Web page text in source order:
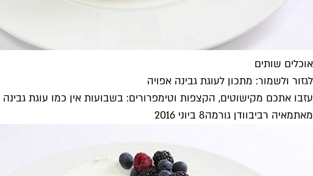
אוכלים שותים
לגזור ולשמור: מתכון לעוגת גבינה אפויה
עזבו אתכם מקישוטים, הקצפות וטימפרורים: בשבועות אין כמו עוגת
מאתמאיה רביבוודן גורמה8 ביוני 2016